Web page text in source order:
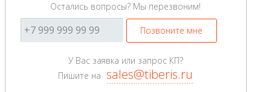
Остались вопросы? Мы перезвоним!
Позвоните мне
У Вас заявка или запрос КП?
Пишите на sales@tiberis.ru